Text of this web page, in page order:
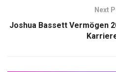
Next
Joshua Bassett Vermögen